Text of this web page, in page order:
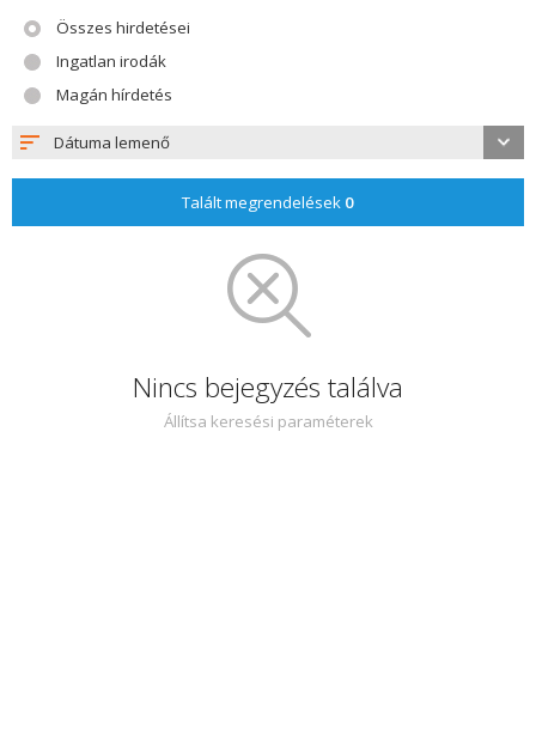
Összes hirdetései
Ingatlan irodák
Magán hírdetés
Dátuma lemenő
Talált megrendelések 0
Nincs bejegyzés találva
Állítsa keresési paraméterek